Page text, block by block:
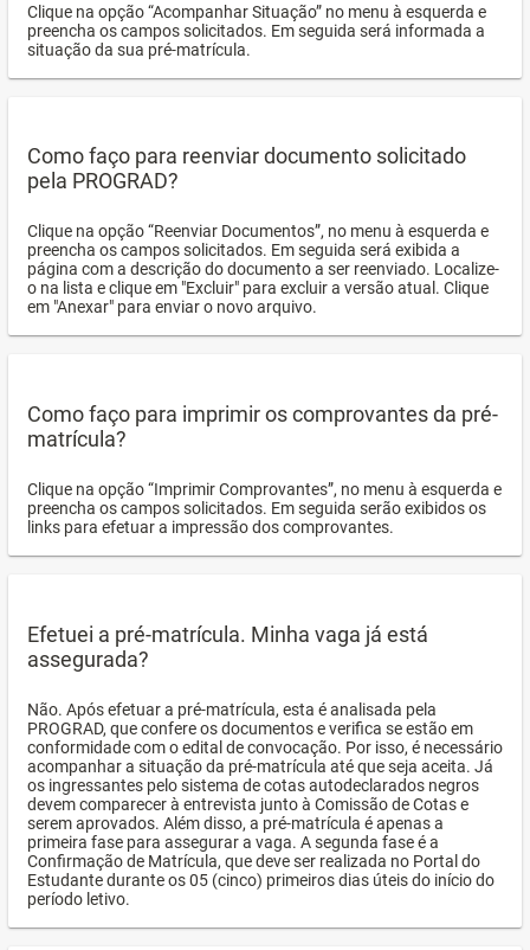
Clique na opção “Acompanhar Situação” no menu à esquerda e
preencha os campos solicitados. Em seguida será informada a
situação da sua pré-matrícula.
Como faço para reenviar documento solicitado
pela PROGRAD?
Clique na opção “Reenviar Documentos”, no menu à esquerda e
preencha os campos solicitados. Em seguida será exibida a
página com a descrição do documento a ser reenviado. Localize-
o na lista e clique em "Excluir" para excluir a versão atual. Clique
em "Anexar" para enviar o novo arquivo.
Como faço para imprimir os comprovantes da pré-
matrícula?
Clique na opção “Imprimir Comprovantes”, no menu à esquerda e
preencha os campos solicitados. Em seguida serão exibidos os
links para efetuar a impressão dos comprovantes.
Efetuei a pré-matrícula. Minha vaga já está
assegurada?
Não. Após efetuar a pré-matrícula, esta é analisada pela
PROGRAD, que confere os documentos e verifica se estão em
conformidade com o edital de convocação. Por isso, é necessário
acompanhar a situação da pré-matrícula até que seja aceita. Já
os ingressantes pelo sistema de cotas autodeclarados negros
devem comparecer à entrevista junto à Comissão de Cotas e
serem aprovados. Além disso, a pré-matrícula é apenas a
primeira fase para assegurar a vaga. A segunda fase é a
Confirmação de Matrícula, que deve ser realizada no Portal do
Estudante durante os 05 (cinco) primeiros dias úteis do início do
período letivo.